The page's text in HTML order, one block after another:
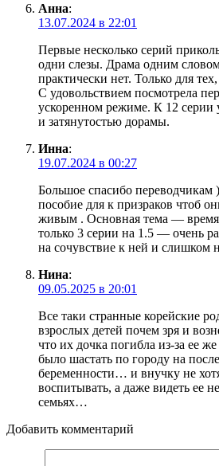
Анна:
13.07.2024 в 22:01
Первые несколько серий
одни слезы. Драма одним
практически нет. Только для
С удовольствием посмотрела
ускоренном режиме. К 12 серии
и затянутостью дорамы.
Инна:
19.07.2024 в 00:27
Большое спасибо
пособие для к призраков чтоб
живым . Основная тема — время
только 3 серии на 1.5 — очень
на сочувствие к ней и слишком
Нина:
09.05.2025 в 20:01
Все таки странные корейские
взрослых детей почем зря и
что их дочка погибла из-за ее
было шастать по городу на
беременности… и внучку не
воспитывать, а даже видеть ее
семьях…
Добавить комментарий